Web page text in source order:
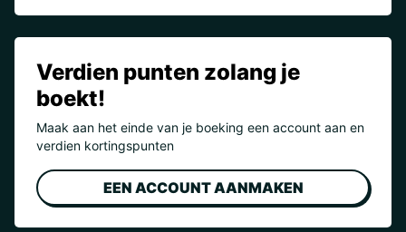
Verdien punten zolang je
boekt!
Maak aan het einde van je boeking een account aan en
verdien kortingspunten
EEN ACCOUNT AANMAKEN